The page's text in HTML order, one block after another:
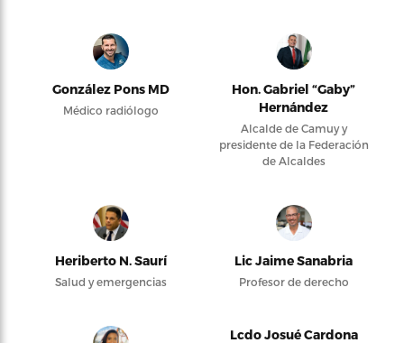
González Pons MD
Médico radiólogo
Hon. Gabriel “Gaby”
Hernández
Alcalde de Camuy y
presidente de la Federación
de Alcaldes
Heriberto N. Saurí
Salud y emergencias
Lic Jaime Sanabria
Profesor de derecho
Lcdo Josué Cardona